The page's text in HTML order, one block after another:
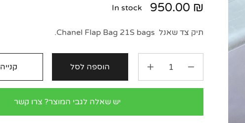
950.00 ₪
In stock
תיק צד שאנל Chanel Flap Bag 21S bags.
הוספה לסל קנייה
יש שאלה לגבי המוצר? צרו קשר